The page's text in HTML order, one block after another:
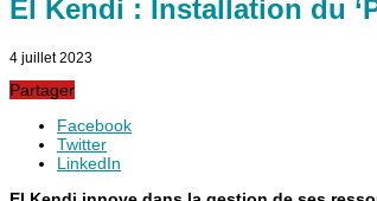
El Kendi : Installation du
4 juillet 2023
Partager
Facebook
Twitter
LinkedIn